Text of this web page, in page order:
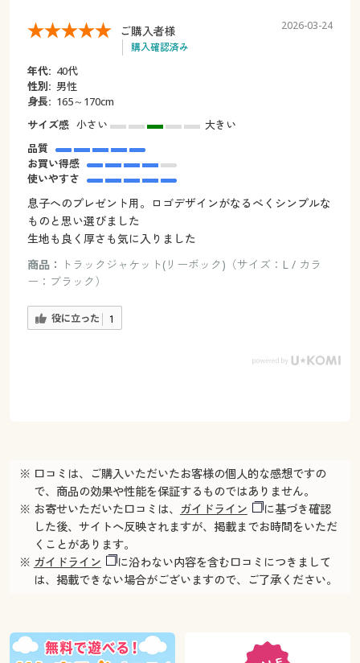
ご購入者様
購入確認済み
2026-03-24
年代: 40代
性別: 男性
身長: 165～170cm
サイズ感 小さい
大きい
品質
お買い得感
使いやすさ
息子へのプレゼント用。ロゴデザインがなるべくシンプルな
ものと思い選びました
生地も良く厚さも気に入りました
商品：
トラックジャケット(リーボック)（サイズ：L / カラ
ー：ブラック）
役に立った 1
※ 口コミは、ご購入いただいたお客様の個人的な感想ですの
で、商品の効果や性能を保証するものではありません。
※ お寄せいただいた口コミは、
ガイドライン
に基づき確認
した後、サイトへ反映されますが、掲載までお時間をいただ
くことがあります。
※ ガイドライン
に沿わない内容を含む口コミにつきまして
は、掲載できない場合がございますので、ご了承ください。